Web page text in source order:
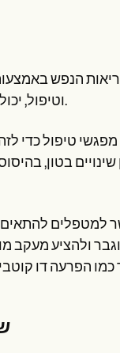
וטיפול, יכול לסייע למטפלים אנושיים על ידי מתן כלים חדשים להערכה וניטור מתמשך.
שינויים בטון,
למטפלים להתאים
הפרעה דו